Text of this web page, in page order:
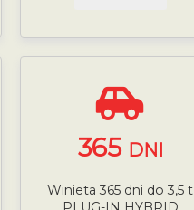
365 DNI
Winieta 365 dni do 3,5 t